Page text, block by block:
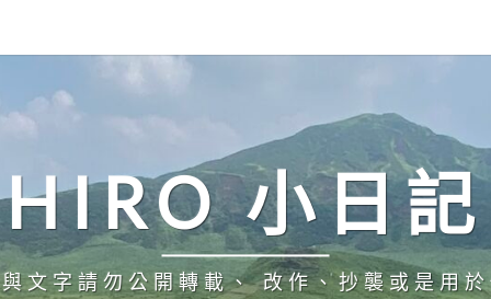
HIRO 小日記
文字請勿公開轉載、 改作、抄襲或是用